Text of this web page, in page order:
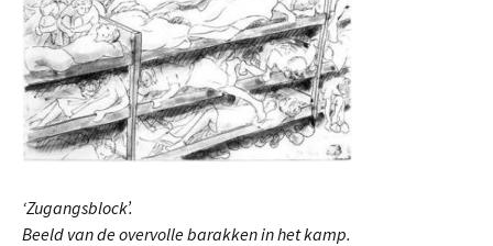
‘Zugangsblock’.
Beeld van de overvolle barakken in het kamp.